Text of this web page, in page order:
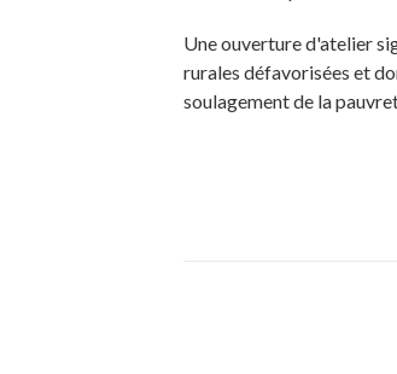
Une ouverture d'atelier
rurales défavorisées et
soulagement de la